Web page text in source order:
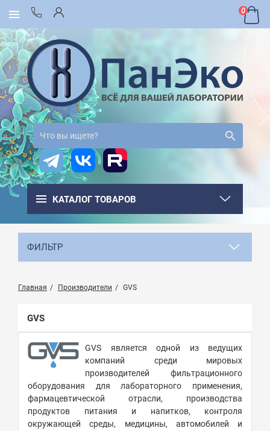
0
КАТАЛОГ ТОВАРОВ
ФИЛЬТР
Главная Производители GVS
GVS
GVS является одной из ведущих
компаний среди мировых
производителей фильтрационного
оборудования для лабораторного применения,
фармацевтической отрасли, производства
продуктов питания и напитков, контроля
окружающей среды, медицины, автомобилей и